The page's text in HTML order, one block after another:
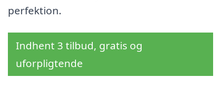
perfektion.
Indhent 3 tilbud, gratis og
uforpligtende